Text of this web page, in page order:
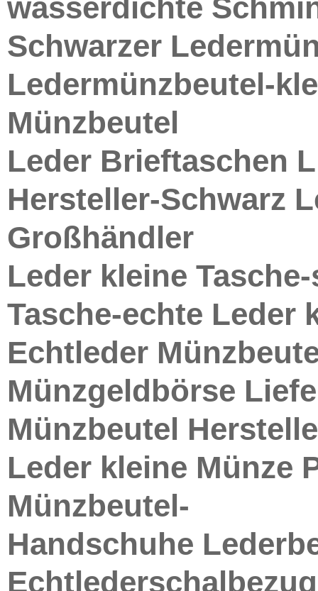
wasserdichte
Schwarzer
Ledermünzbeutel-
Münzbeutel
Leder Brieftaschen
Hersteller-Schwarz
Großhändler
Leder kleine
Tasche-echte Leder
Echtleder
Münzgeldbörse
Münzbeutel
Leder kleine Münze
Münzbeutel-
Handschuhe